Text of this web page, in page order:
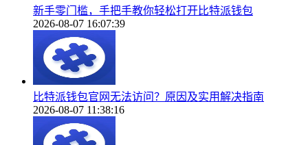
新手零门槛，手把手教你轻松打开比特派钱包
2026-08-07 16:07:39
比特派钱包官网无法访问？原因及实用解决指南
2026-08-07 11:38:16